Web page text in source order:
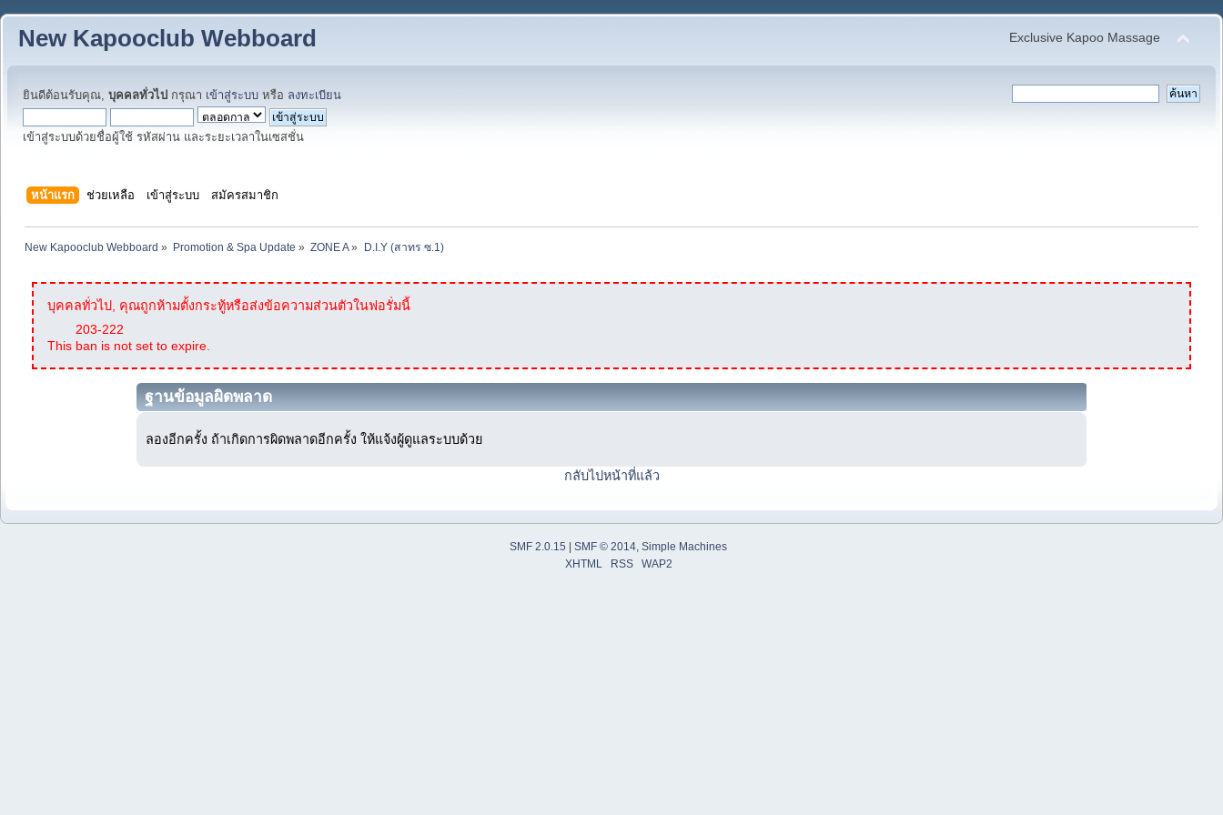
New Kapooclub Webboard Exclusive Kapoo Massage
ยินดีต้อนรับคุณ, บุคคลทั่วไป กรุณา เข้าสู่ระบบ หรือ ลงทะเบียน
เข้าสู่ระบบด้วยชื่อผู้ใช้ รหัสผ่าน และระยะเวลาในเซสชั่น
หน้าแรก ช่วยเหลือ เข้าสู่ระบบ สมัครสมาชิก
New Kapooclub Webboard » Promotion & Spa Update » ZONE A» D.I.Y (สาทร ซ.1)
บุคคลทั่วไป, คุณถูกห้ามตั้งกระทู้หรือส่งข้อความส่วนตัวในฟอรั่มนี้
203-222
This ban is not set to expire.
ฐานข้อมูลผิดพลาด
ลองอีกครั้ง ถ้าเกิดการผิดพลาดอีกครั้ง ให้แจ้งผู้ดูแลระบบด้วย
กลับไปหน้าที่แล้ว
SMF 2.0.15 SMF © 2014 Simple Machines
XHTML
RSS WAP2